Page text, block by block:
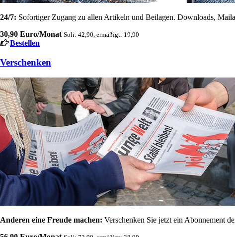
24/7: Sofortiger Zugang zu allen Artikeln und Beilagen. Downloads,
30,90 Euro/Monat Soli: 42,90, ermäßigt: 19,90
Bestellen
Verschenken
Anderen eine Freude machen: Verschenken Sie jetzt ein Abonnement